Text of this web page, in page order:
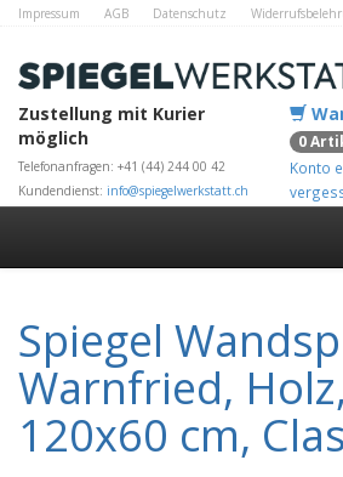
Impressum AGB Datenschutz
Zustellung mit Kurier
möglich
Telefonanfragen: +41 (44) 244 00 42
Kundendienst: info@spiegelwerkstatt.ch
0
Konto
Spiegel
Warnfried,
120x60 cm,